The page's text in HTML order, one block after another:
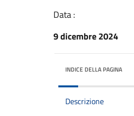
Data :
9 dicembre 2024
INDICE DELLA PAGINA
Descrizione